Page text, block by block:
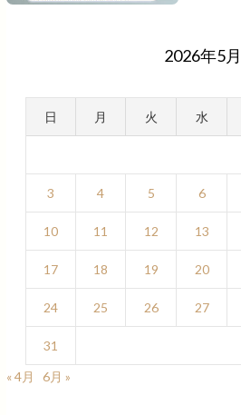
2026年5月
日 月 火 水
3 4 5 6
10 11 12 13
17 18 19 20
24 25 26 27
31
« 4月
6月 »